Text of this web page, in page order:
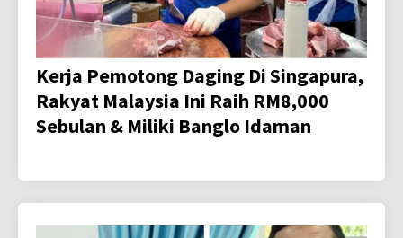
Kerja Pemotong Daging Di Singapura,
Rakyat Malaysia Ini Raih RM8,000
Sebulan & Miliki Banglo Idaman